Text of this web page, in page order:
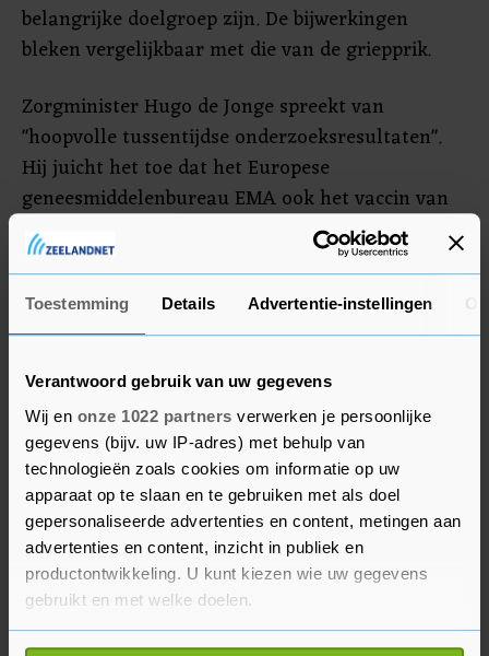
Toestemming Details Advertentie-instellingen
Verantwoord gebruik van uw gegevens
Wij en onze 1022 partners verwerken je persoonlijke
gegevens (bijv. uw IP-adres) met behulp van
technologieën zoals cookies om informatie op uw
apparaat op te slaan en te gebruiken met als doel
gepersonaliseerde advertenties en content, metingen aan
advertenties en content, inzicht in publiek en
productontwikkeling. U kunt kiezen wie uw gegevens
gebruikt en met welke doelen.
Als u het toestaat, willen we ook graag:
belangrijke doelgroep zijn. De bijwerkingen
bleken vergelijkbaar met die van de griepprik.
Zorgminister Hugo de Jonge spreekt van
"hoopvolle tussentijdse onderzoeksresultaten".
Hij juicht het toe dat het Europese
geneesmiddelenbureau EMA ook het vaccin van
Moderna versneld wil beoordelen. "Zo houden we
de vaart erin en is er straks snel duidelijkheid
over de effectiviteit en veiligheid van de
verschillende vaccins."